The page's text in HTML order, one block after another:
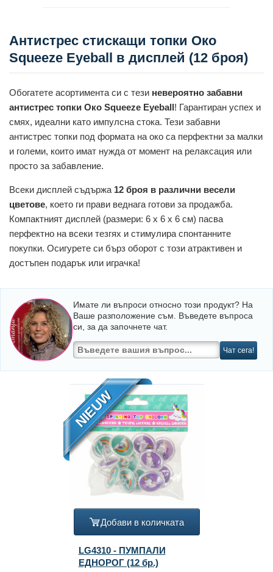
Антистрес стискащи топки Око
Squeeze Eyeball в дисплей (12 броя)
Обогатете асортимента си с тези невероятно забавни
антистрес топки Око Squeeze Eyeball! Гарантиран успех и
смях, идеални като импулсна стока. Тези забавни
антистрес топки под формата на око са перфектни за малки
и големи, които имат нужда от момент на релаксация или
просто за забавление.
Всеки дисплей съдържа 12 броя в различни весели
цветове, което ги прави веднага готови за продажба.
Компактният дисплей (размери: 6 x 6 x 6 см) пасва
перфектно на всеки тезгях и стимулира спонтанните
покупки. Осигурете си бърз оборот с този атрактивен и
достъпен подарък или играчка!
Имате ли въпроси относно този продукт? На
Ваше разположение съм. Въведете въпроса
си, за да започнете чат.
Чат сега!
NIEUW
Добави в количката
LG4310 - ПУМПАЛИ
ЕДНОРОГ (12 бр.)